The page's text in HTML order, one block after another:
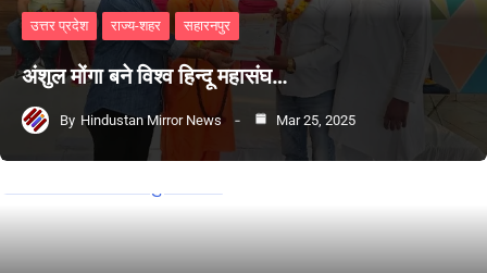
उत्तर प्रदेश राज्य-शहर सहारनपुर
अंशुल मोंगा बने विश्व हिन्दू महासंघ…
By Hindustan Mirror News Mar 25, 2025